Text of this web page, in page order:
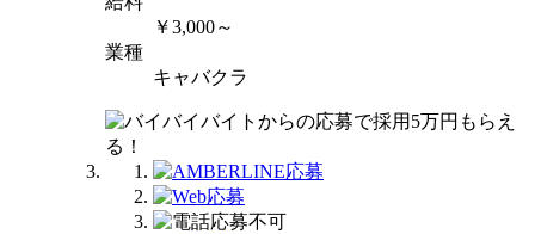
￥3,000～
業種
キャバクラ